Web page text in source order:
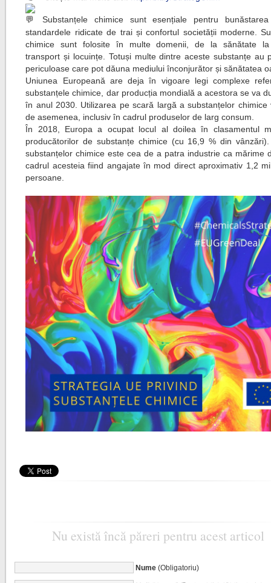
Substanțele chimice sunt esențiale pentru
standardele ridicate de trai și confortul societății moderne.
chimice sunt folosite în multe domenii, de la sănătate la
transport și locuințe. Totuși multe dintre aceste substanțe au
periculoase care pot dăuna mediului înconjurător și sănătatea
Uniunea Europeană are deja în vigoare legi complexe
substanțele chimice, dar producția mondială a acestora se va
în anul 2030. Utilizarea pe scară largă a substanțelor chimice
de asemenea, inclusiv în cadrul produselor de larg consum.
În 2018, Europa a ocupat locul al doilea în clasamentul
producătorilor de substanțe chimice (cu 16,9 % din
substanțelor chimice este cea de a patra industrie ca mărime
cadrul acesteia fiind angajate în mod direct aproximativ 1,2
persoane.
Nu există încă păreri pentru acest articol
Nume(Obligatoriu)